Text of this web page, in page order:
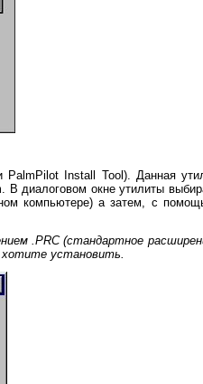
Install Tool). Данная
В диалоговом окне утилиты
компьютере) а затем, с
.PRC (стандартное
установить.